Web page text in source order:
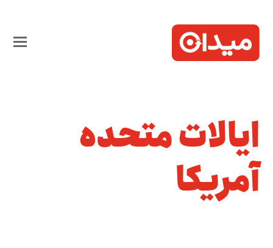
ایالات متحده
آمریکا